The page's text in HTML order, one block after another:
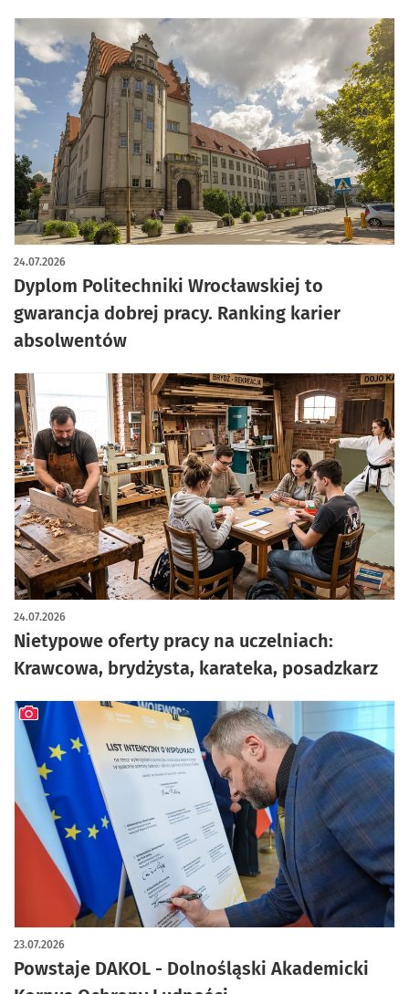
Dyplom Politechniki Wrocławskiej to
gwarancja dobrej pracy. Ranking karier
absolwentów
24.07.2026
Nietypowe oferty pracy na uczelniach:
Krawcowa, brydżysta, karateka, posadzkarz
24.07.2026
Powstaje DAKOL - Dolnośląski Akademicki
23.07.2026
artykuł z galerią zdjęć